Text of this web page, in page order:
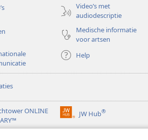
Video’s met
audiodescriptie
Medische informatie
voor artsen
Help
ONLINE
JW Hub®
(opent
nieuw